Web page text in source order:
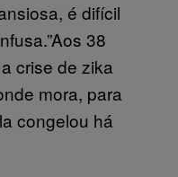
é difícil
38
crise de zika
mora, para
congelou há